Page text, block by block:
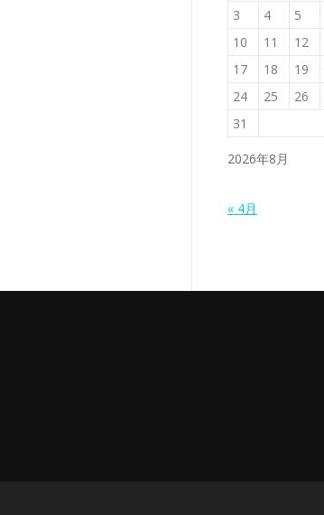
2026年8月
3
4 5
10
11 12
17
18 19
24
25 26
31
« 4月